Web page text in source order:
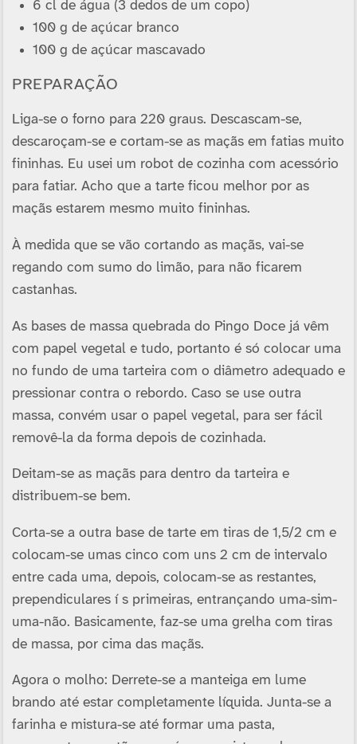
6 cl de água (3 dedos de um copo)
100 g de açúcar branco
100 g de açúcar mascavado
PREPARAÇÃO
Liga-se o forno para 220 graus. Descascam-se,
descaroçam-se e cortam-se as maçãs em fatias muito
fininhas. Eu usei um robot de cozinha com acessório
para fatiar. Acho que a tarte ficou melhor por as
maçãs estarem mesmo muito fininhas.
À medida que se vão cortando as maçãs, vai-se
regando com sumo do limão, para não ficarem
castanhas.
As bases de massa quebrada do Pingo Doce já vêm
com papel vegetal e tudo, portanto é só colocar uma
no fundo de uma tarteira com o diâmetro adequado e
pressionar contra o rebordo. Caso se use outra
massa, convém usar o papel vegetal, para ser fácil
removê-la da forma depois de cozinhada.
Deitam-se as maçãs para dentro da tarteira e
distribuem-se bem.
Corta-se a outra base de tarte em tiras de 1,5/2 cm e
colocam-se umas cinco com uns 2 cm de intervalo
entre cada uma, depois, colocam-se as restantes,
prependiculares í s primeiras, entrançando uma-sim-
uma-não. Basicamente, faz-se uma grelha com tiras
de massa, por cima das maçãs.
Agora o molho: Derrete-se a manteiga em lume
brando até estar completamente lí­quida. Junta-se a
farinha e mistura-se até formar uma pasta,